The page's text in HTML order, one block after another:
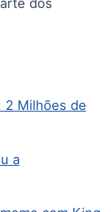
2 Milhões de
a